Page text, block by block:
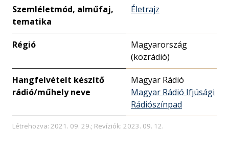
Szemléletmód, alműfaj,
tematika
Életrajz
Régió
Magyarország
(közrádió)
Hangfelvételt készítő
rádió/műhely neve
Magyar Rádió
Magyar Rádió Ifjúsági
Rádiószínpad
Létrehozva: 2021. 09. 29.; Revíziók: 2023. 09. 12.